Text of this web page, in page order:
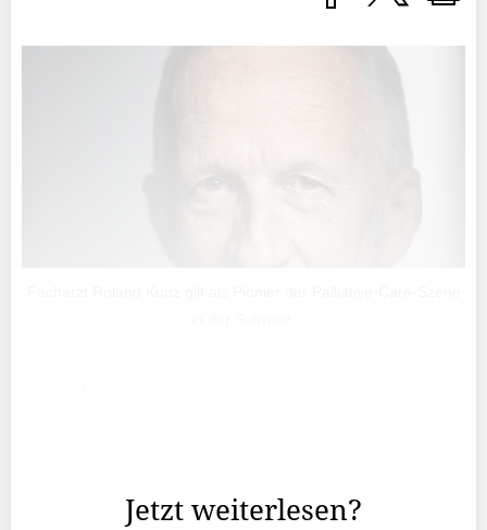
Jetzt weiterlesen?